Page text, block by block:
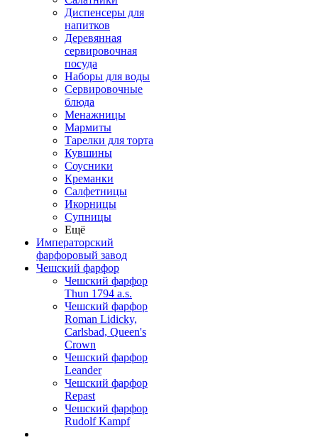
Диспенсеры для
напитков
Деревянная
сервировочная
посуда
Наборы для воды
Сервировочные
блюда
Менажницы
Мармиты
Тарелки для торта
Кувшины
Соусники
Креманки
Салфетницы
Икорницы
Супницы
Ещё
Императорский
фарфоровый завод
Чешский фарфор
Чешский фарфор
Thun 1794 a.s.
Чешский фарфор
Roman Lidicky,
Carlsbad, Queen's
Crown
Чешский фарфор
Leander
Чешский фарфор
Repast
Чешский фарфор
Rudolf Kampf